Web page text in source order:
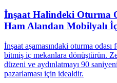
İnşaat Halindeki Oturma
Ham Alandan Mobilyalı
İnşaat aşamasındaki oturma
bitmiş iç mekanlara dönüştürün.
düzeni ve aydınlatmayı 90
pazarlaması için idealdir.